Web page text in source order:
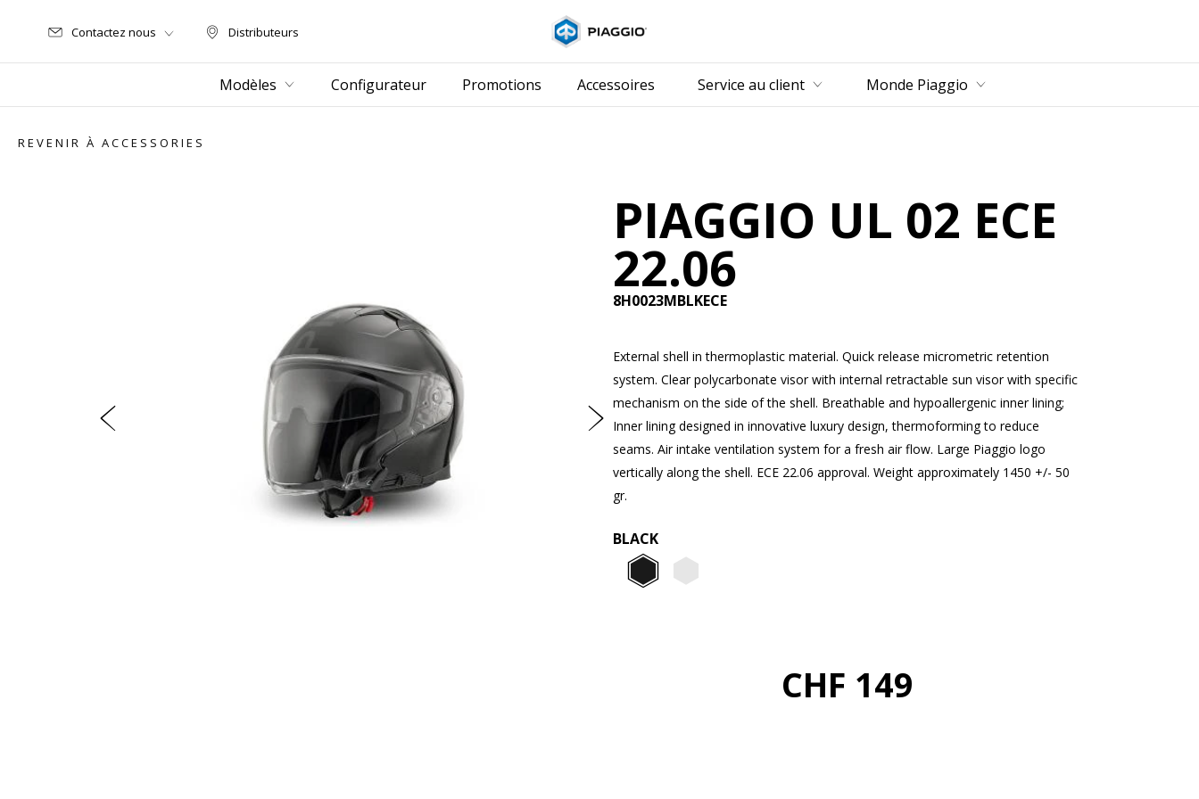
Distributeurs
Distributeurs
Contactez nous
Modèles Configurateur Promotions Accessoires Service au client Monde Piaggio
REVENIR À ACCESSORIES
PIAGGIO UL 02 ECE
22.06
8H0023MBLKECE
External shell in thermoplastic material. Quick release micrometric retention
system. Clear polycarbonate visor with internal retractable sun visor with specific
mechanism on the side of the shell. Breathable and hypoallergenic inner lining;
Inner lining designed in innovative luxury design, thermoforming to reduce
seams. Air intake ventilation system for a fresh air flow. Large Piaggio logo
vertically along the shell. ECE 22.06 approval. Weight approximately 1450 +/- 50
gr.
BLACK
Précédent Suivant
Black
CHF 149